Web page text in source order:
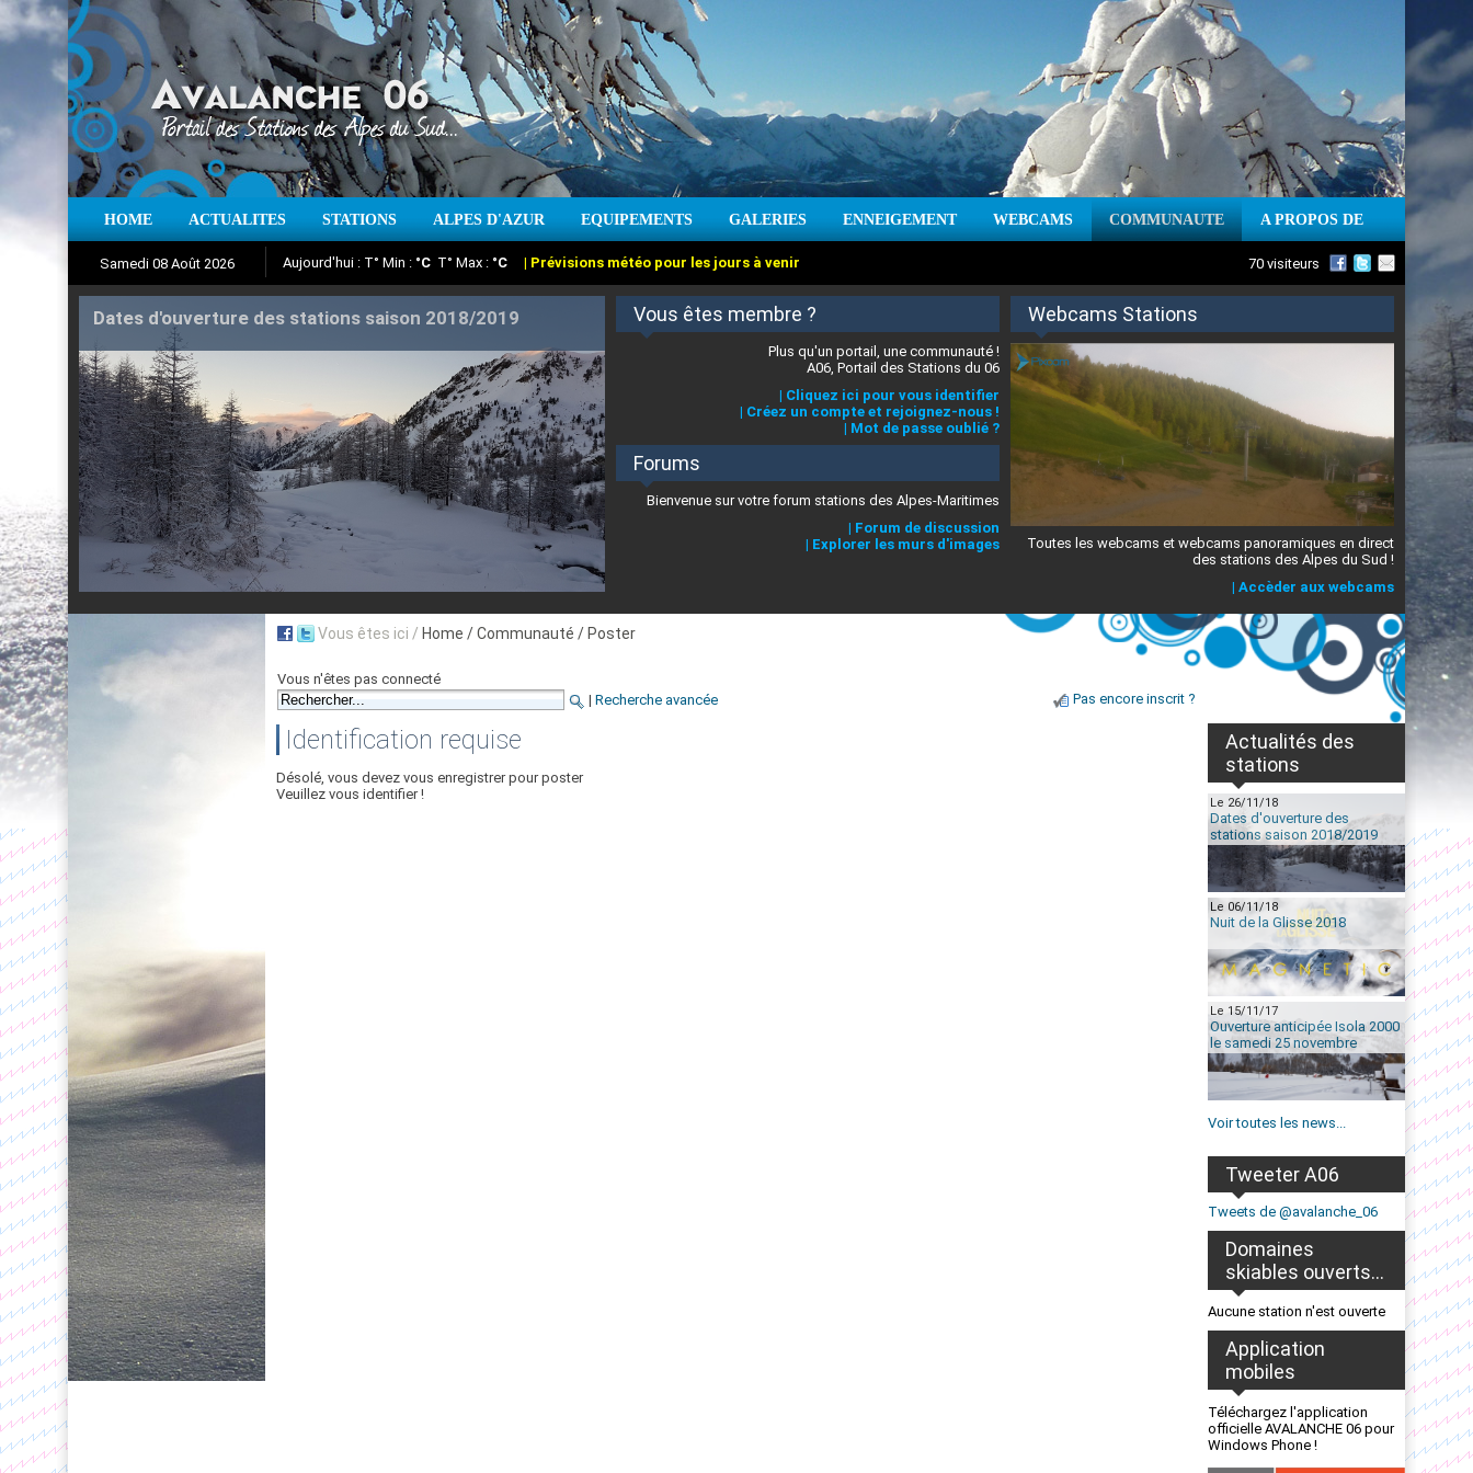
HOME ACTUALITES STATIONS ALPES D'AZUR EQUIPEMENTS GALERIES ENNEIGEMENT WEBCAMS COMMUNAUTE A PROPOS DE
Samedi 08 Août 2026
Aujourd'hui : T° Min :°C T° Max :°C |Prévisions météo pour les jours à venir
Prévisions météo pour les jours à venir
Suivez en direct l'actualité des stations des Alpes-Maritimes
70 visiteurs
Vous êtes membre ?
Plus qu'un portail, une communauté !
A06, Portail des Stations du 06
| Cliquez ici pour vous identifier
| Créez un compte et rejoignez-nous !
| Mot de passe oublié ?
Forums
Bienvenue sur votre forum stations des Alpes-Maritimes
| Forum de discussion
| Explorer les murs d'images
Webcams Stations
Toutes les webcams et webcams panoramiques en direct
des stations des Alpes du Sud !
| Accèder aux webcams
Vous êtes ici / Home / Communauté / Poster
Vous n'êtes pas connecté
| Recherche avancée Pas encore inscrit ?
Identification requise
Désolé, vous devez vous enregistrer pour poster
Veuillez vous identifier !
Actualités des
stations
Le 26/11/18
Dates d'ouverture des
stations saison 2018/2019
Le 06/11/18
Nuit de la Glisse 2018
Le 15/11/17
Ouverture anticipée Isola 2000
le samedi 25 novembre
Voir toutes les news...
Tweeter A06
Tweets de @avalanche_06
Domaines
skiables ouverts...
Aucune station n'est ouverte
Application
mobiles
Téléchargez l'application
officielle AVALANCHE 06 pour
Windows Phone !